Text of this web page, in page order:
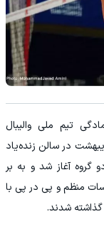
تیم ملی والیبال
حضور در رویدادهای پیش رو از ۱۱ اردیبهشت در سالن زنده‌یاد
حضور ۳۰ بازیکن در دو گروه آغاز شد و به بر
منظم و پی در پی با
گذاشته شدند.